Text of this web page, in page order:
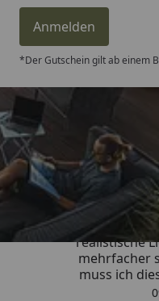
Anmelden
*Der Gutschein gilt ab einem
„Sehr gute
realistische
mehrfacher
muss ich
Kritik